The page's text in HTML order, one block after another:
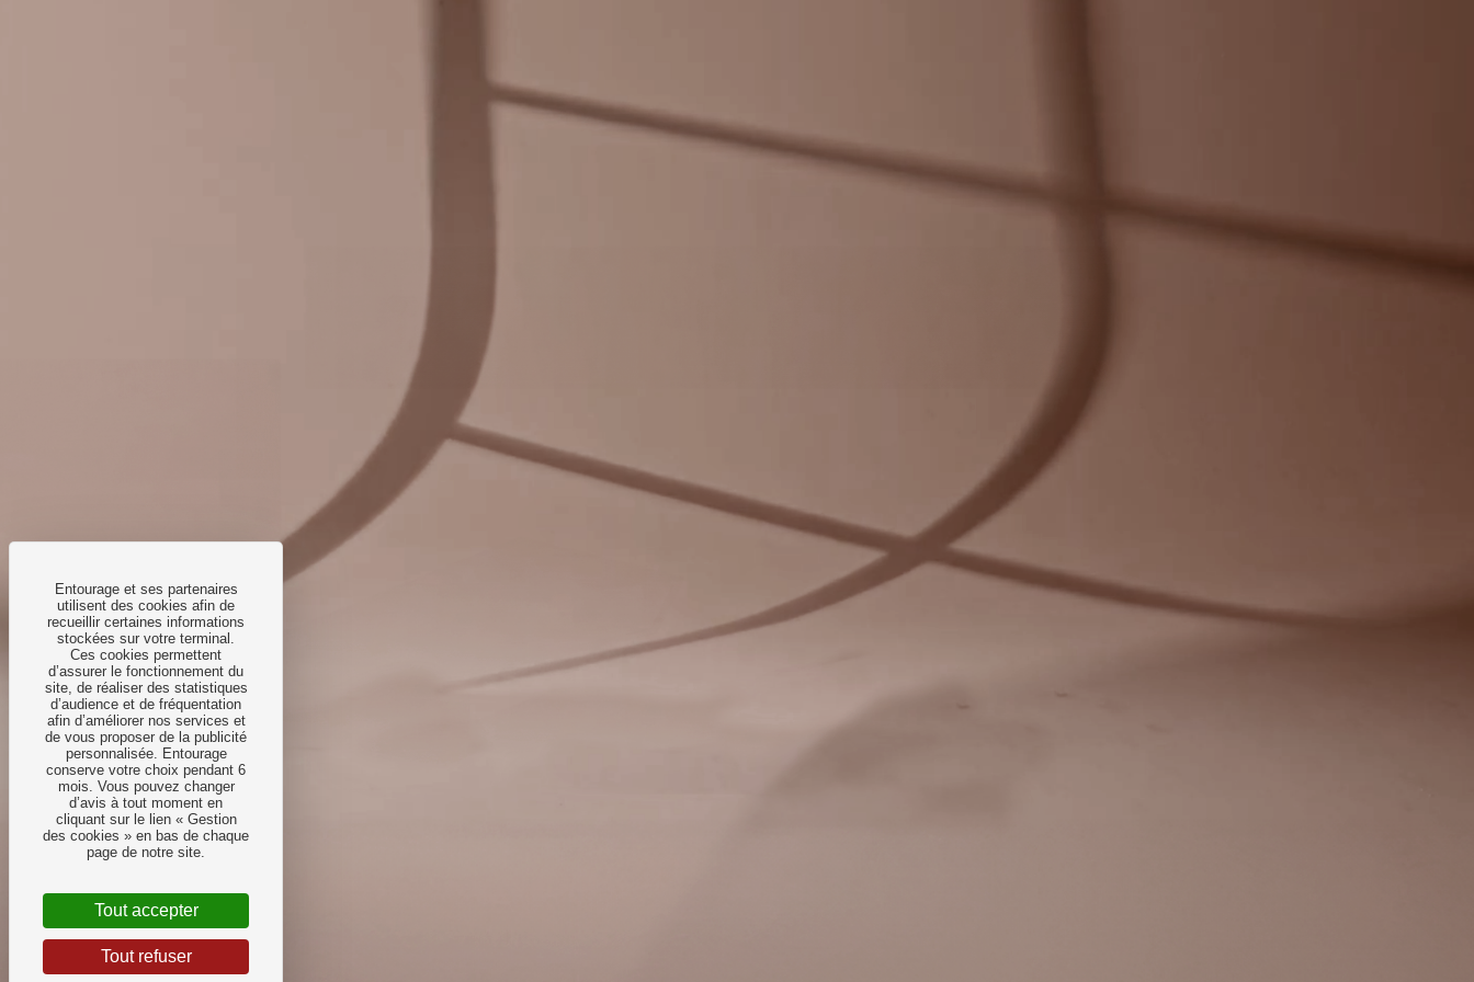
Entourage et ses partenaires
utilisent des cookies afin de
recueillir certaines informations
stockées sur votre terminal.
Ces cookies permettent
d’assurer le fonctionnement du
site, de réaliser des statistiques
d’audience et de fréquentation
afin d’améliorer nos services et
de vous proposer de la publicité
personnalisée. Entourage
conserve votre choix pendant 6
mois. Vous pouvez changer
d’avis à tout moment en
cliquant sur le lien « Gestion
des cookies » en bas de chaque
page de notre site.
Tout accepter
Tout refuser